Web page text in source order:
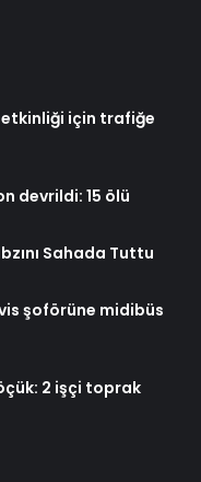
etkinliği için trafiğe
devrildi: 15 ölü
Sahada Tuttu
şoförüne midibüs
2 işçi toprak